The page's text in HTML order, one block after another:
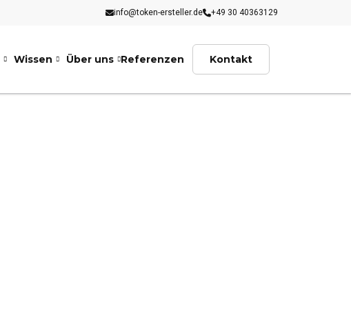
info@token-ersteller.de +49 30 40363129
Wissen Über uns Referenzen Kontakt